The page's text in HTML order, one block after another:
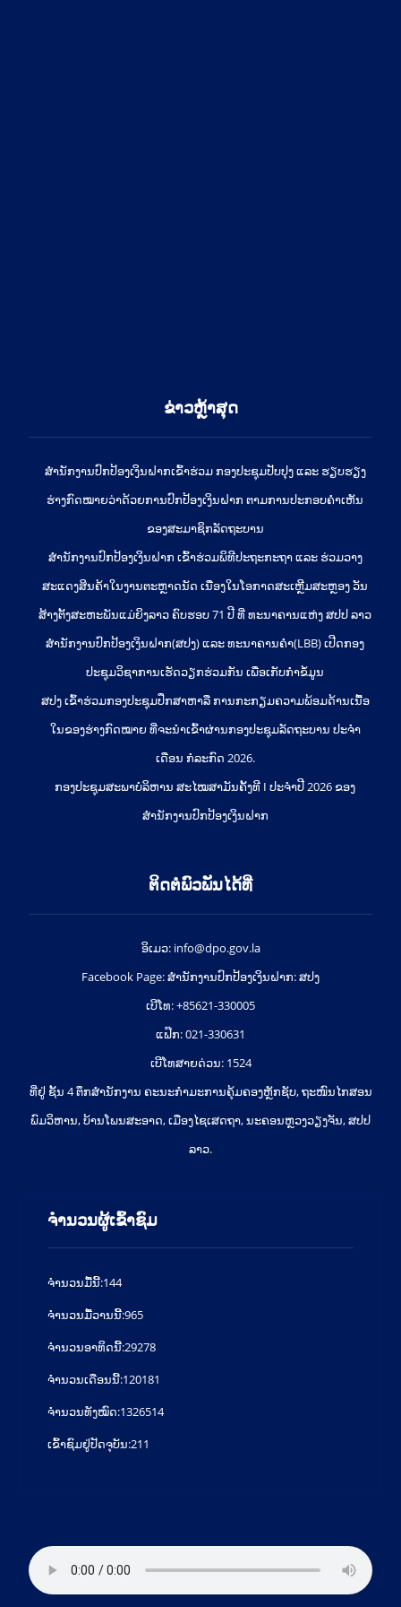
ຂ່າວຫຼ້າສຸດ
ສໍານັກງານປົກປ້ອງເງິນຝາກເຂົ້າຮ່ວມ ກອງປະຊຸມປັບປຸງ ແລະ ຮຽບຮຽງ
ຮ່າງກົດໝາຍວ່າດ້ວຍການປົກປ້ອງເງິນຝາກ ຕາມການປະກອບຄຳເຫັນ
ຂອງສະມາຊິກລັດຖະບານ
ສຳນັກງານປົກປ້ອງເງິນຝາກ ເຂົ້າຮ່ວມພິທີປະຖະກະຖາ ແລະ ຮ່ວມວາງ
ສະແດງສິນຄ້າໃນງານຕະຫຼາດນັດ ເນື່ອງໃນໂອກາດສະເຫຼີມສະຫຼອງ ວັນ
ສ້າງຕັ້ງສະຫະພັນແມ່ຍິງລາວ ຄົບຮອບ 71 ປີ ທີ່ ທະນາຄານແຫ່ງ ສປປ ລາວ
ສຳນັກງານປົກປ້ອງເງິນຝາກ(ສປງ) ແລະ ທະນາຄານຄຳ(LBB) ເປີດກອງ
ປະຊຸມວິຊາການເຮັດວຽກຮ່ວມກັນ ເພື່ອເກັບກຳຂໍ້ມູນ
ສປງ ເຂົ້າຮ່ວມກອງປະຊຸມປຶກສາຫາລື ການກະກຽມຄວາມພ້ອມດ້ານເນື້ອ
ໃນຂອງຮ່າງກົດໝາຍ ທີ່ຈະນໍາເຂົ້າຜ່ານກອງປະຊຸມລັດຖະບານ ປະຈໍາ
ເດືອນ ກໍລະກົດ 2026.
ກອງປະຊຸມສະພາບໍລິຫານ ສະໄໝສາມັນຄັ້ງທີ I ປະຈຳປີ 2026 ຂອງ
ສຳນັກງານປົກປ້ອງເງິນຝາກ
ຕິດຕໍ່ພົວພັນໄດ້ທີ່
ອິເມວ: info@dpo.gov.la
Facebook Page: ສໍານັກງານປົກປ້ອງເງິນຝາກ: ສປງ
ເບີໂທ: +85621-330005
ແຟ໊ກ: 021-330631
ເບີໂທສາຍດ່ວນ: 1524
ທີ່ຢູ່ ຊັ້ນ 4 ຕຶກສຳນັກງານ ຄະນະກຳມະການຄຸ້ມຄອງຫຼັກຊັບ, ຖະໜົນໄກສອນ
ພົມວິຫານ, ບ້ານໂພນສະອາດ, ເມືອງໄຊເສດຖາ, ນະຄອນຫຼວງວຽງຈັນ, ສປປ
ລາວ.
ຈຳນວນຜູ້ເຂົ້າຊົມ
ຈໍານວນມື້ນີ້:144
ຈໍານວນມື້ວານນີ້:965
ຈໍານວນອາທິດນີ້:29278
ຈໍານວນເດືອນນີ້:120181
ຈຳນວນທັງໝົດ:1326514
ເຂົ້າຊົມຢູ່ປັດຈຸບັນ:211